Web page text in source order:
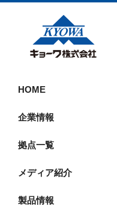
HOME
企業情報
拠点一覧
メディア紹介
製品情報